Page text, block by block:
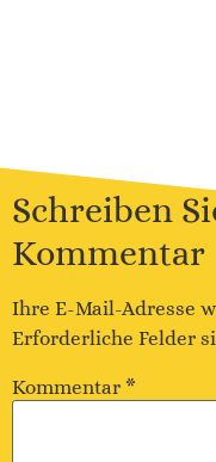
Schreiben
Kommentar
Ihre E-Mail-Adresse
Erforderliche Felder
Kommentar *